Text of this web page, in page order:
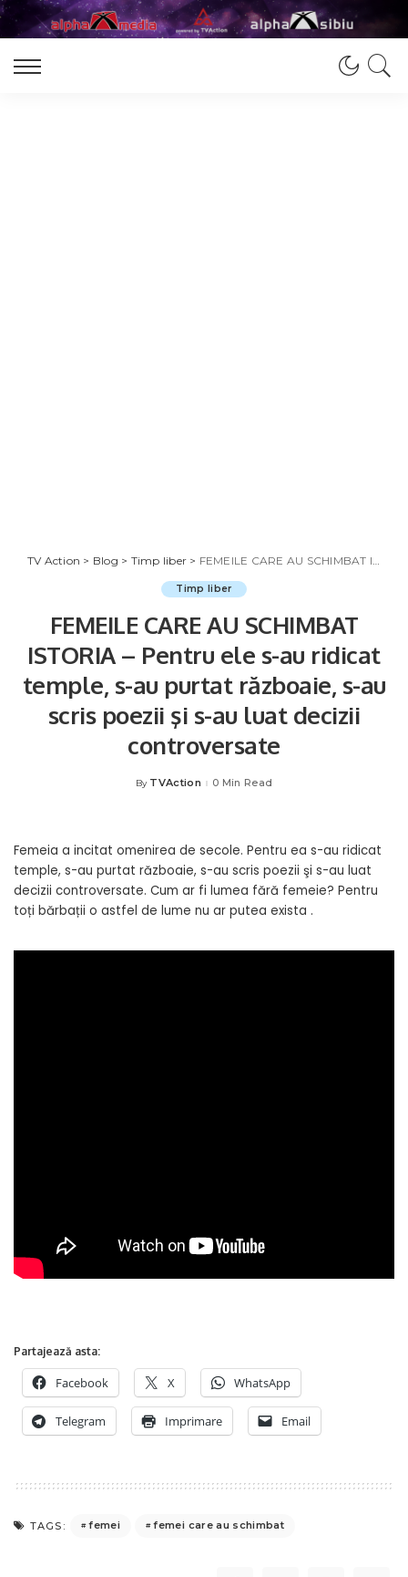
TV Action > Blog > Timp liber > FEMEILE CARE AU SCHIMBAT ISTORIA – Pentru ele s-au ridicat temple, s-au purtat războaie, s-au scris poezii şi s-au luat decizii controversate
Timp liber
FEMEILE CARE AU SCHIMBAT
ISTORIA – Pentru ele s-au ridicat
temple, s-au purtat războaie, s-au
scris poezii şi s-au luat decizii
controversate
Posted
By TVAction 0 Min Read
Femeia a incitat omenirea de secole. Pentru ea s-au ridicat
temple, s-au purtat războaie, s-au scris poezii şi s-au luat
decizii controversate. Cum ar fi lumea fără femeie? Pentru
toți bărbații o astfel de lume nu ar putea exista .
Partajează asta:
Facebook X WhatsApp
Telegram Imprimare Email
TAGS: femei femei care au schimbat